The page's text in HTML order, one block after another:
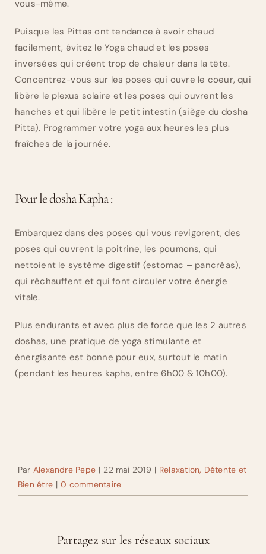
vous-même.
Puisque les Pittas ont tendance à avoir chaud
facilement, évitez le Yoga chaud et les poses
inversées qui créent trop de chaleur dans la tête.
Concentrez-vous sur les poses qui ouvre le coeur, qui
libère le plexus solaire et les poses qui ouvrent les
hanches et qui libère le petit intestin (siège du dosha
Pitta). Programmer votre yoga aux heures les plus
fraîches de la journée.
Pour le dosha Kapha :
Embarquez dans des poses qui vous revigorent, des
poses qui ouvrent la poitrine, les poumons, qui
nettoient le système digestif (estomac – pancréas),
qui réchauffent et qui font circuler votre énergie
vitale.
Plus endurants et avec plus de force que les 2 autres
doshas, une pratique de yoga stimulante et
énergisante est bonne pour eux, surtout le matin
(pendant les heures kapha, entre 6h00 & 10h00).
Par Alexandre Pepe | 22 mai 2019 | Relaxation, Détente et
Bien être | 0 commentaire
Partagez sur les réseaux sociaux